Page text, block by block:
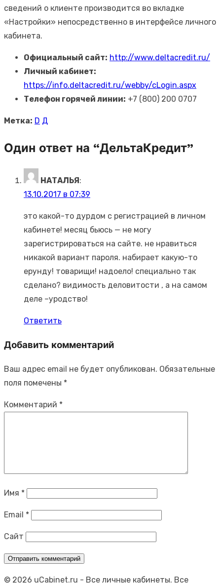
сведений о клиенте производится во вкладке
«Настройки» непосредственно в интерфейсе личного
кабинета.
Официальный сайт: http://www.deltacredit.ru/
Личный кабинет:
https://info.deltacredit.ru/webby/cLogin.aspx
Телефон горячей линии: +7 (800) 200 0707
Метка: D Д
Один ответ на “ДельтаКредит”
НАТАЛЬЯ :
13.10.2017 в 07:39
это какой-то дурдом с регистрацией в личном
кабинете! месяц бьюсь — не могу
зарегистрироваться на сайте. не нравиться
никакой вариант пароля. набирает какую-то
ерунду! товарищи! надоело! специально так
сделано? видимость деловитости , а на самом
деле –уродство!
Ответить
Добавить комментарий
Ваш адрес email не будет опубликован. Обязательные
поля помечены *
Комментарий *
Имя *
Email *
Сайт
© 2026 uCabinet.ru - Все личные кабинеты. Все